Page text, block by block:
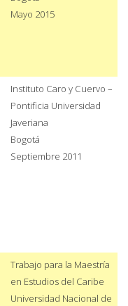
Mayo 2015
Instituto Caro y Cuervo –
Pontificia Universidad
Javeriana
Bogotá
Septiembre 2011
Trabajo para la Maestría
en Estudios del Caribe
Universidad Nacional de